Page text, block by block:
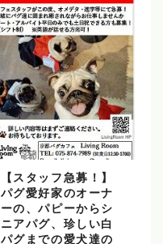
【スタッフ急募！】
パグ愛好家のオーナ
ーの、パピーからシ
ニアパグ、珍しい白
パグまでの愛犬達の